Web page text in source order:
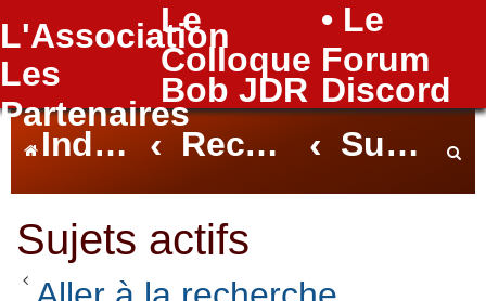
L'Association
Le
Colloque
• Le
Forum
Les
Partenaires
Bob JDR Discord
FAQ
Index du forum Rechercher Sujets actifs
Sujets actifs